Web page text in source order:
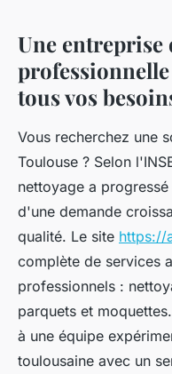
Une entreprise
tous vos
Vous recherchez une
Toulouse ? Selon
nettoyage a
d'une demande
qualité. Le site https://
complète de services
professionnels :
parquets et
à une équipe
toulousaine avec un